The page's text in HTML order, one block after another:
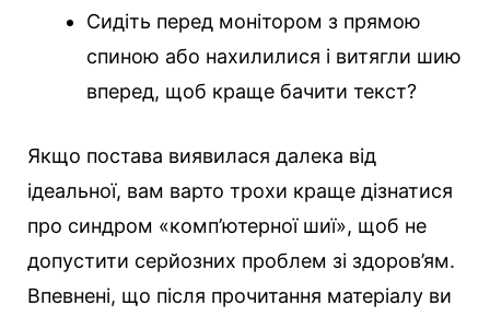
Сидіть перед монітором з прямою
спиною або нахилилися і витягли шию
вперед, щоб краще бачити текст?
Якщо постава виявилася далека від
ідеальної, вам варто трохи краще дізнатися
про синдром «комп’ютерної шиї», щоб не
допустити серйозних проблем зі здоров’ям.
Впевнені, що після прочитання матеріалу ви